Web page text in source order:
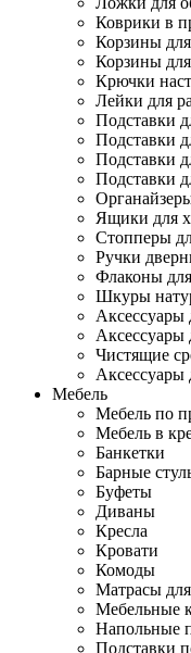
Коврики в
Корзины
Корзины
Крючки
Лейки для
Подставки
Подставки
Подставки
Подставки
Ящики для
Стопперы
Ручки
Флаконы
Шкуры
Аксессуары
Аксессуары
Чистящие
Аксессуары
Мебель
Мебель по
Мебель в
Банкетки
Барные
Буфеты
Диваны
Кресла
Кровати
Комоды
Матрасы
Мебельные
Напольные
Подставки